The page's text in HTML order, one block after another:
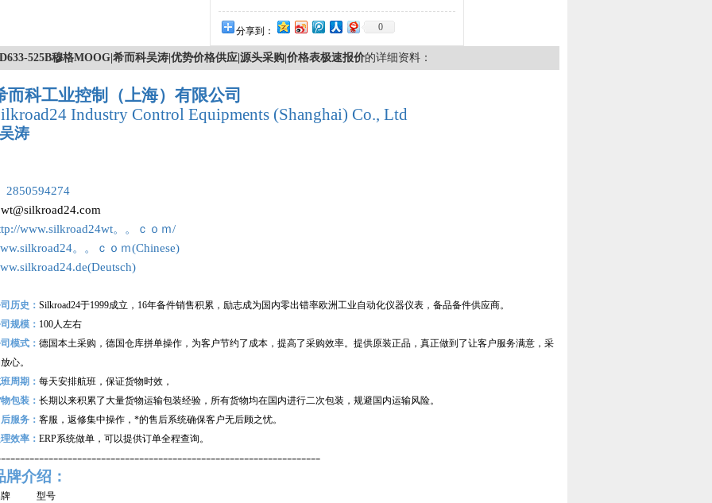
分享到： 0
D633-525B穆格MOOG|希而科吴涛|优势价格供应|源头采购|价格表极速报价的详细资料：
而科工业控制（上海）有限公司
Industry Control Equipments (Shanghai) Co., Ltd
吴涛
2850594274
wt@silkroad24.com
www.silkroad24wt。。ｃｏｍ/
。。ｃｏｍ(Chinese)
历史： Silkroad24于1999成立，16年备件销售积累，励志成为国内零出错率欧洲工业自动化仪器仪表，备品备件供应商。
规模： 100人左右
模式： 德国本土采购，德国仓库拼单操作，为客户节约了成本，提高了采购效率。提供原装正品，真正做到了让客户服务满意，采
心。
周期： 每天安排航班，保证货物时效，
包装： 长期以来积累了大量货物运输包装经验，所有货物均在国内进行二次包装，规避国内运输风险。
服务： 客服，返修集中操作，*的售后系统确保客户无后顾之忧。
效率： ERP系统做单，可以提供订单全程查询。
牌介绍：
牌 型号